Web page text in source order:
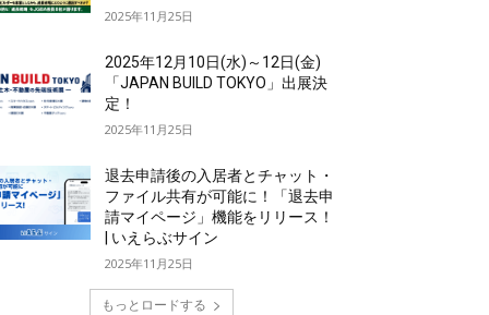
2025年11月25日
2025年12月10日(水)～12日(金)
「JAPAN BUILD TOKYO」出展決
定！
2025年11月25日
退去申請後の入居者とチャット・
ファイル共有が可能に！「退去申
請マイページ」機能をリリース！
| いえらぶサイン
2025年11月25日
もっとロードする